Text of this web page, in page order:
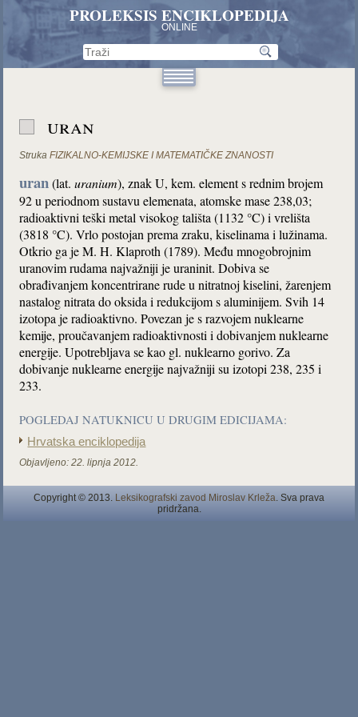
PROLEKSIS ENCIKLOPEDIJA
ONLINE
uran
Struka FIZIKALNO-KEMIJSKE I MATEMATIČKE ZNANOSTI
uran(lat.uranium), znak U, kem. element s rednim brojem
92 u periodnom sustavu elemenata, atomske mase 238,03;
radioaktivni teški metal visokog tališta (1132 °C) i vrelišta
(3818 °C). Vrlo postojan prema zraku, kiselinama i lužinama.
Otkrio ga je M. H. Klaproth (1789). Među mnogobrojnim
uranovim rudama najvažniji je uraninit. Dobiva se
obrađivanjem koncentrirane rude u nitratnoj kiselini, žarenjem
nastalog nitrata do oksida i redukcijom s aluminijem. Svih 14
izotopa je radioaktivno. Povezan je s razvojem nuklearne
kemije, proučavanjem radioaktivnosti i dobivanjem nuklearne
energije. Upotrebljava se kao gl. nuklearno gorivo. Za
dobivanje nuklearne energije najvažniji su izotopi 238, 235 i
233.
POGLEDAJ NATUKNICU U DRUGIM EDICIJAMA:
Hrvatska enciklopedija
Objavljeno: 22. lipnja 2012.
Copyright © 2013. Leksikografski zavod Miroslav Krleža. Sva prava
pridržana.